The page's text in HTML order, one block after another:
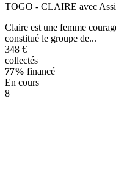
TOGO - CLAIRE avec
Claire est une femme
constitué le groupe de...
348 €
collectés
77% financé
En cours
8